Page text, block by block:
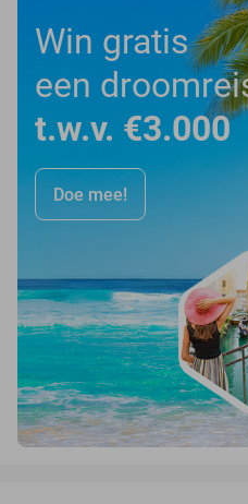
Win gratis
een
t.w.v. €3.000
Doe mee!